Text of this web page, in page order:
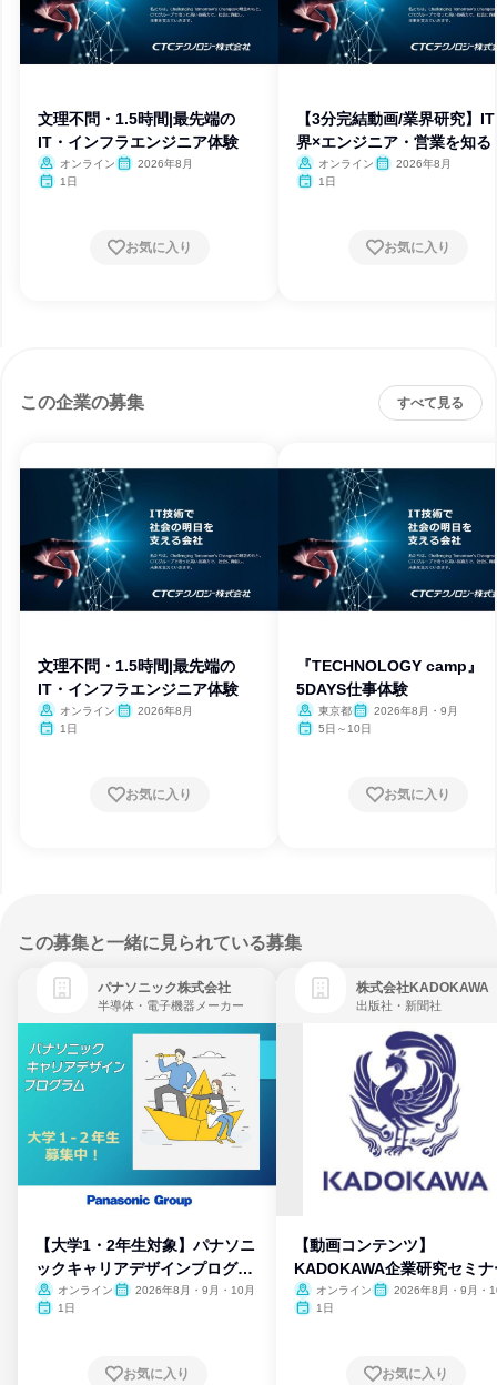
文理不問・1.5時間|最先端の
IT・インフラエンジニア体験
オンライン
2026年8月
1日
お気に入り
【3分完結動画/業界研究】
界×エンジニア・営業を知る
オンライン
2026年8月
1日
お気に入り
この企業の募集 すべて見る
文理不問・1.5時間|最先端の
IT・インフラエンジニア体験
オンライン
2026年8月
1日
お気に入り
『TECHNOLOGY camp』
5DAYS仕事体験
東京都
2026年8月・9月
5日～10日
お気に入り
この募集と一緒に見られている募集
パナソニック株式会社
半導体・電子機器メーカー
【大学1・2年生対象】パナソニ
ックキャリアデザインプログラ
ム
オンライン
2026年8月・9月・10月
1日
お気に入り
株式会社KADOKAWA
出版社・新聞社
【動画コンテンツ】
KADOKAWA企業研究セミナ
オンライン
2026年8月・9月・
1日
お気に入り